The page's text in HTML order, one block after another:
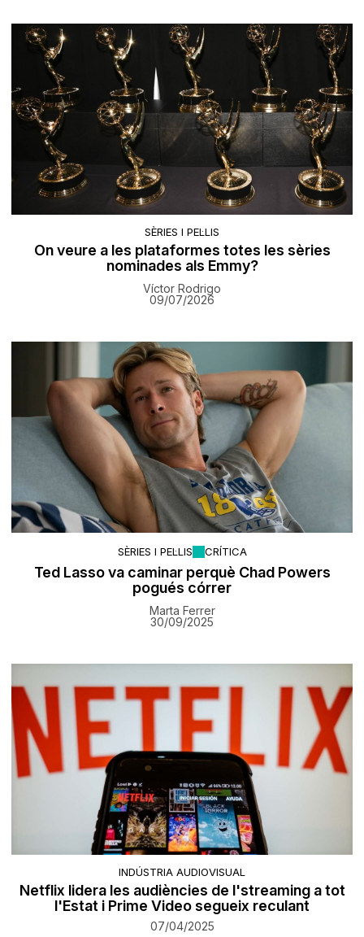
SÈRIES I PEL·LIS
On veure a les plataformes totes les sèries
nominades als Emmy?
Víctor Rodrigo
09/07/2026
SÈRIES I PEL·LIS CRÍTICA
Ted Lasso va caminar perquè Chad Powers
pogués córrer
Marta Ferrer
30/09/2025
INDÚSTRIA AUDIOVISUAL
Netflix lidera les audiències de l'streaming a tot
l'Estat i Prime Video segueix reculant
07/04/2025